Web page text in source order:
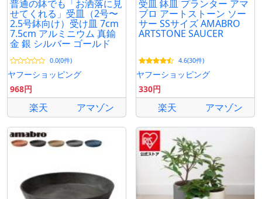
普通の鉢でも「お洒落に見
せてくれる」受皿（2号〜
2.5号鉢向け）受け皿 7cm
7.5cm アルミニウム 真鍮
金 銀 シルバー ゴールド
0.0(0件)
ヤフーショッピング
968円
楽天 アマゾン
受皿 鉢皿 プランター アマ
ブロ アートストーン ソー
サー SSサイズ AMABRO
ARTSTONE SAUCER
4.6(30件)
ヤフーショッピング
330円
楽天 アマゾン